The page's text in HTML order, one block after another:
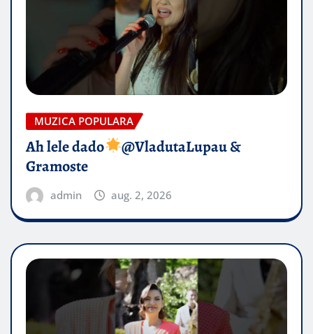
MUZICA POPULARA
Ah lele dado​
@VladutaLupau &
Gramoste
admin aug. 2, 2026